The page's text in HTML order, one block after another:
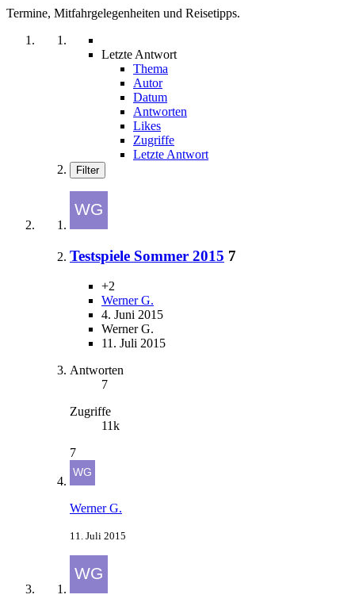
Termine, Mitfahrgelegenheiten und Reisetipps.
Letzte Antwort
Thema
Autor
Datum
Antworten
Likes
Zugriffe
Letzte Antwort
Filter
Testspiele Sommer 2015 7
+2
Werner G.
4. Juni 2015
Werner G.
11. Juli 2015
Antworten
7
Zugriffe
11k
7
Werner G.
11. Juli 2015